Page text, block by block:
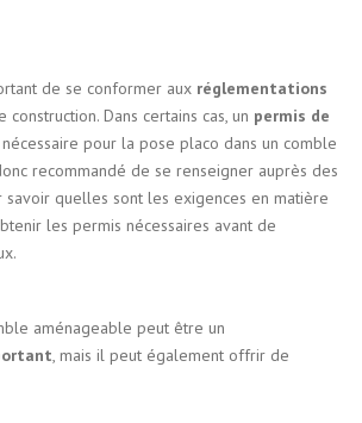
de se conformer aux réglementations
construction. Dans certains cas, un permis de
pour la pose placo dans un comble
recommandé de se renseigner auprès des
savoir quelles sont les exigences en matière
les permis nécessaires avant de
aménageable peut être un
, mais il peut également offrir de